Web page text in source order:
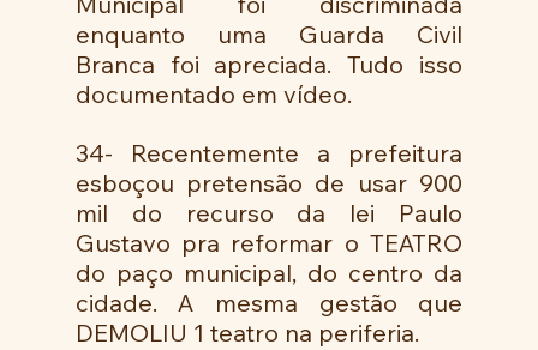
enquanto uma Guarda Civil
Branca foi apreciada. Tudo isso
documentado em vídeo.
34- Recentemente a prefeitura
esboçou pretensão de usar 900
mil do recurso da lei Paulo
Gustavo pra reformar o TEATRO
do paço municipal, do centro da
cidade. A mesma gestão que
DEMOLIU 1 teatro na periferia.